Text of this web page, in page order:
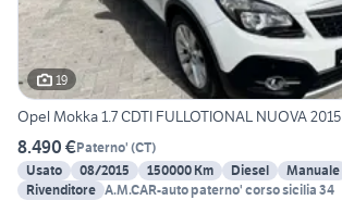
19
Opel Mokka 1.7 CDTI FULLOTIONAL NUOVA 2015
8.490 €Paterno' (CT)
Usato
08/2015 150000 Km Diesel Manuale
Rivenditore A.M.CAR-auto paterno' corso sicilia 34